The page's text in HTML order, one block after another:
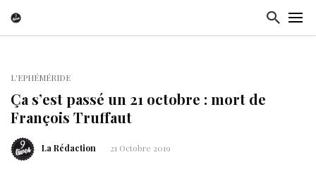
L'EPHÉMÉRIDE
Ça s’est passé un 21 octobre : mort de
François Truffaut
La Rédaction 21 Octobre 2019